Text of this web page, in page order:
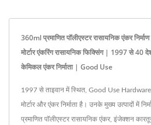
360ml प्रमाणित पॉलीएस्टर रासायनिक एंकर
मोर्टार एंकरिंग रासायनिक फिक्सिंग | 1997 से 40
केमिकल एंकर निर्माता | Good Use
1997 से ताइवान में स्थित, Good Use
मोर्टार और एंकर निर्माता है। उनके मुख्य उत्पादों में
प्रमाणित पॉलीएस्टर रासायनिक एंकर, इंजेक्शन